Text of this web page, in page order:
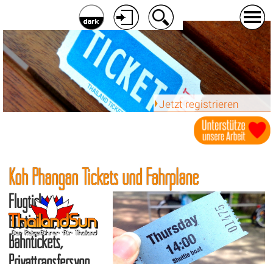
Jetzt registrieren
Koh Phangan Tickets und Fahrpläne
Flugtickets,
Bustickets,
Bahntickets,